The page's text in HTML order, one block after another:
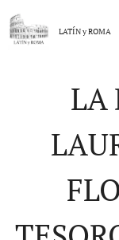
LATÍN yROMA
LA